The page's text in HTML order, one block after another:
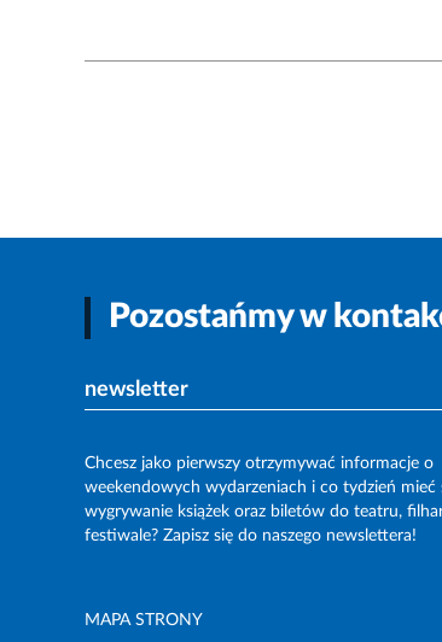
Pozostańmy w
newsletter
Chcesz jako pierwszy otrzymywać informacje o
weekendowych wydarzeniach i co tydzień mieć
wygrywanie książek oraz biletów do teatru,
festiwale? Zapisz się do naszego newslettera!
MAPA STRONY